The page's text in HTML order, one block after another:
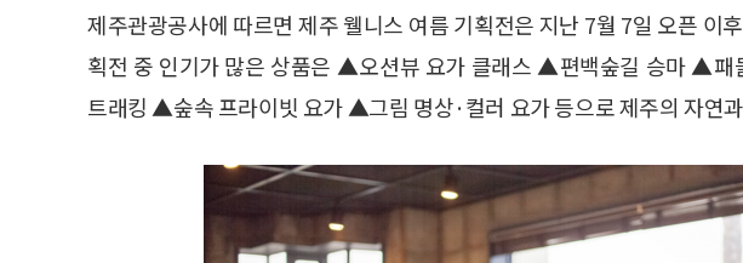
제주관광공사에 따르면 제주 웰니스 여름 기획전은 지난 7월 7일 오픈 이
획전 중 인기가 많은 상품은 ▲오션뷰 요가 클래스 ▲편백숲길 승마 ▲패
트래킹 ▲숲속 프라이빗 요가 ▲그림 명상·컬러 요가 등으로 제주의 자연